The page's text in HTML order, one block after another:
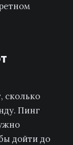
сколько
Пинг
дойти до